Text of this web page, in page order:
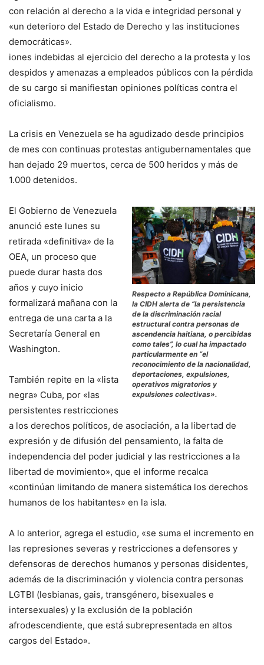
con relación al derecho a la vida e integridad personal y
«un deterioro del Estado de Derecho y las instituciones
democráticas».
iones indebidas al ejercicio del derecho a la protesta y los
despidos y amenazas a empleados públicos con la pérdida
de su cargo si manifiestan opiniones políticas contra el
oficialismo.
La crisis en Venezuela se ha agudizado desde principios
de mes con continuas protestas antigubernamentales que
han dejado 29 muertos, cerca de 500 heridos y más de
1.000 detenidos.
Respecto a República Dominicana,
la CIDH alerta de “la persistencia
de la discriminación racial
estructural contra personas de
ascendencia haitiana, o percibidas
como tales”, lo cual ha impactado
particularmente en “el
reconocimiento de la nacionalidad,
deportaciones, expulsiones,
operativos migratorios y
expulsiones colectivas».
El Gobierno de Venezuela
anunció este lunes su
retirada «definitiva» de la
OEA, un proceso que
puede durar hasta dos
años y cuyo inicio
formalizará mañana con la
entrega de una carta a la
Secretaría General en
Washington.
También repite en la «lista
negra» Cuba, por «las
persistentes restricciones
a los derechos políticos, de asociación, a la libertad de
expresión y de difusión del pensamiento, la falta de
independencia del poder judicial y las restricciones a la
libertad de movimiento», que el informe recalca
«continúan limitando de manera sistemática los derechos
humanos de los habitantes» en la isla.
A lo anterior, agrega el estudio, «se suma el incremento en
las represiones severas y restricciones a defensores y
defensoras de derechos humanos y personas disidentes,
además de la discriminación y violencia contra personas
LGTBI (lesbianas, gais, transgénero, bisexuales e
intersexuales) y la exclusión de la población
afrodescendiente, que está subrepresentada en altos
cargos del Estado».